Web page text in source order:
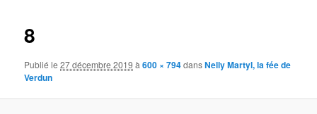
8
Publié le27 décembre 2019 à600 × 794dansNelly Martyl, la fée de
Verdun